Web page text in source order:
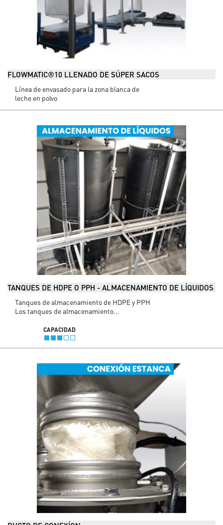
FLOWMATIC®10 LLENADO DE SÚPER SACOS
Línea de envasado para la zona blanca de
leche en polvo
TANQUES DE HDPE O PPH - ALMACENAMIENTO DE LÍQUIDOS
Tanques de almacenamiento de HDPE y PPH
Los tanques de almacenamiento...
CAPACIDAD